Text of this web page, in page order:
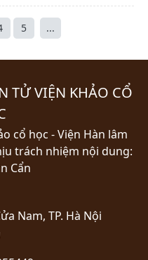
5 ...
TỬ VIỆN KHẢO CỔ
cổ học - Viện Hàn lâm
trách nhiệm nội dung:
Cẩn
Nam, TP. Hà Nội